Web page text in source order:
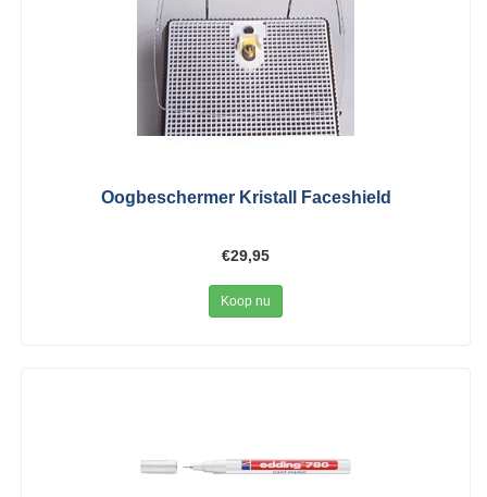
Oogbeschermer Kristall Faceshield
€29,95
Koop nu